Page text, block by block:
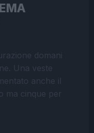
domani
Una veste
anche il
ma cinque per